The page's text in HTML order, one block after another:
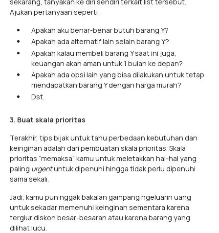
Ajukan pertanyaan seperti:
Apakah aku benar-benar butuh barang Y?
Apakah ada alternatif lain selain barang Y?
Apakah kalau membeli barang Y saat ini juga,
keuangan akan aman untuk 1 bulan ke depan?
Apakah ada opsi lain yang bisa dilakukan untuk tetap
mendapatkan barang Y dengan harga murah?
Dst.
3. Buat skala prioritas
Terakhir, tips bijak untuk tahu perbedaan kebutuhan dan
keinginan adalah dari pembuatan skala prioritas. Skala
prioritas “memaksa” kamu untuk meletakkan hal-hal yang
paling urgentuntuk dipenuhi hingga tidak perlu dipenuhi
sama sekali.
Jadi, kamu pun nggak bakalan gampang ngeluarin uang
untuk sekadar memenuhi keinginan sementara karena
tergiur diskon besar-besaran atau karena barang yang
dilihat lucu.